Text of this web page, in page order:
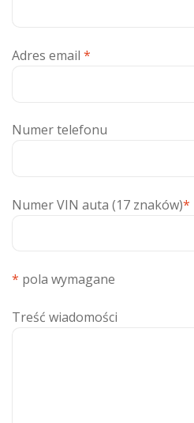
Adres email *
Numer telefonu
Numer VIN auta (17 znaków)*
* pola wymagane
Treść wiadomości